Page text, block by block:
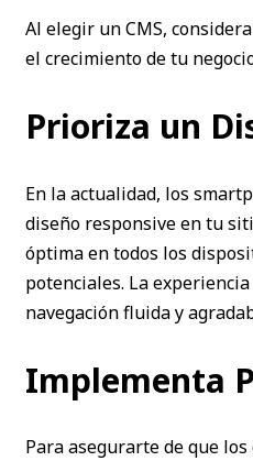
Al elegir un CMS,
el crecimiento de tu
Prioriza un
En la actualidad, los
diseño responsive en tu
óptima en todos los
potenciales. La
navegación fluida y
Implementa
Para asegurarte de que